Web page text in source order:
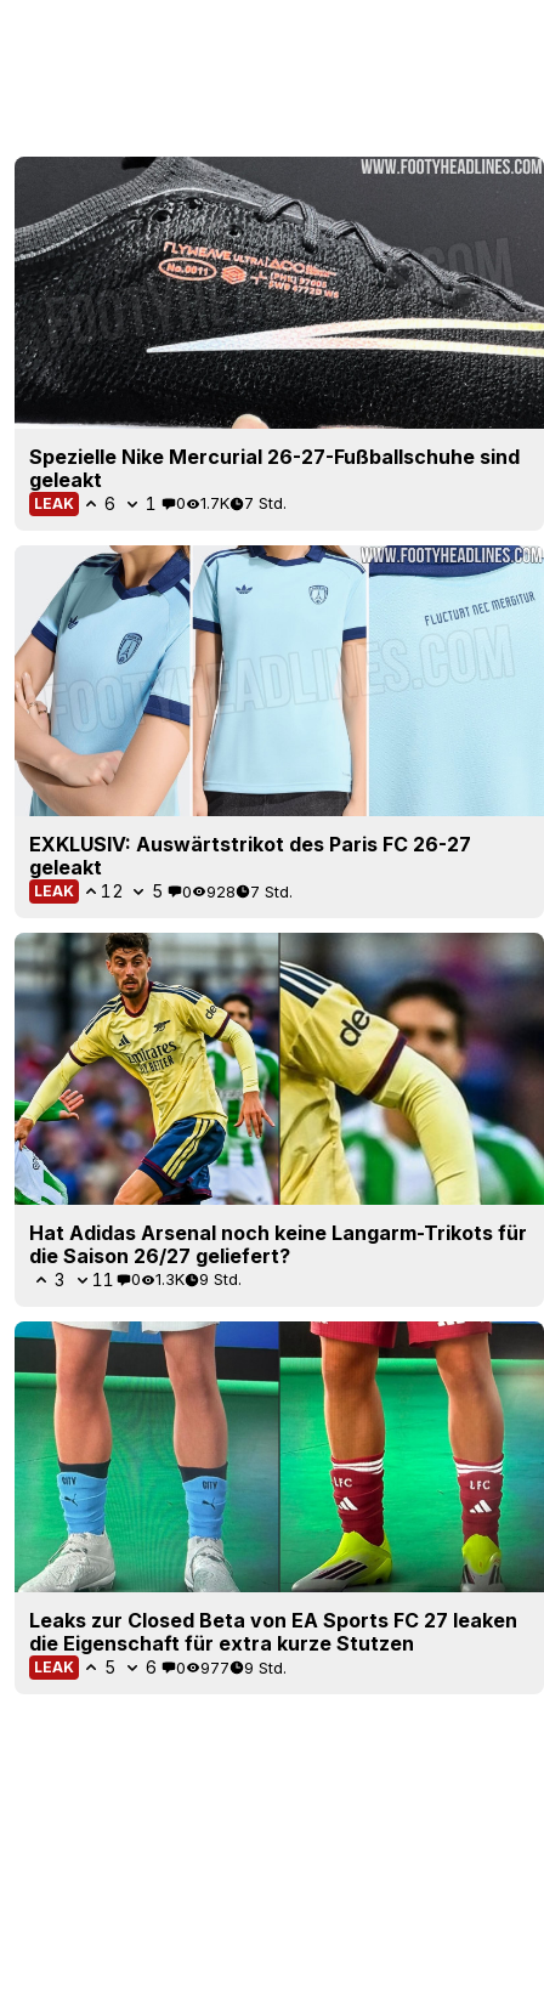
Spezielle Nike Mercurial 26-27-Fußballschuhe sind
geleakt
LEAK 6 1 0 1.7K 7 Std.
EXKLUSIV: Auswärtstrikot des Paris FC 26-27
geleakt
LEAK 12 5 0 928 7 Std.
Hat Adidas Arsenal noch keine Langarm-Trikots für
die Saison 26/27 geliefert?
3 11 0 1.3K 9 Std.
Leaks zur Closed Beta von EA Sports FC 27 leaken
die Eigenschaft für extra kurze Stutzen
LEAK 5 6 0 977 9 Std.